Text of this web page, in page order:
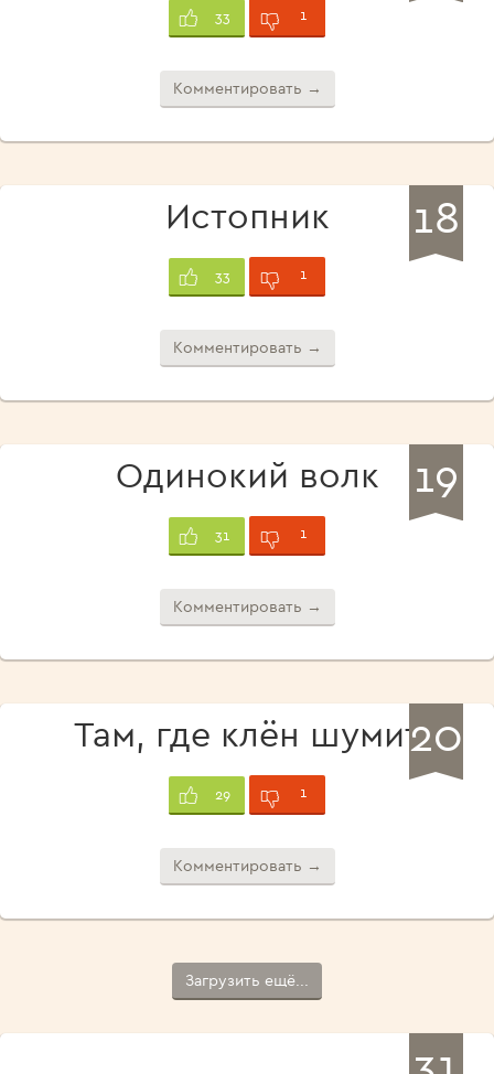
33 1
Комментировать →
18
Истопник
33 1
Комментировать →
19
Одинокий волк
31 1
Комментировать →
20
Там, где клён шумит
29 1
Комментировать →
Загрузить ещё...